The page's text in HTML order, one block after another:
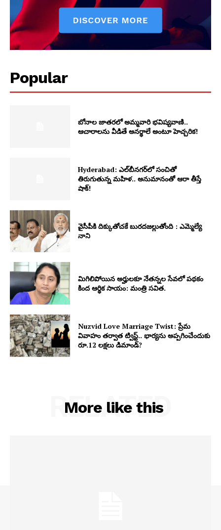
Popular
బోనాల జాతరలో అమ్మవారి భవిష్యవాణి..
ఆచారాలను వీడితే అనర్థాలే అంటూ హెచ్చరిక!
Hyderabad: ఎల్‌బీనగర్‌లో సంచితో
తిరుగుతున్న మహిళ.. అనుమానంతో ఆరా తీస్తే
షాక్!
వైసీపీకి దిక్కుతోచకే బురదజల్లుతోంది : ఎమ్మెల్యే
నాని
మిగిలిపోయిన అర్హులకూ నేతన్నల సేవలో పథకం
కింద ఆర్థిక సాయం: మంత్రి సవిత.
Nuzvid Love Marriage Twist: ప్రేమ
వివాహం తర్వాత ట్విస్ట్.. భార్యను అప్పగించేందుకు
రూ.12 లక్షలు డిమాండ్?
More like this
RELATED